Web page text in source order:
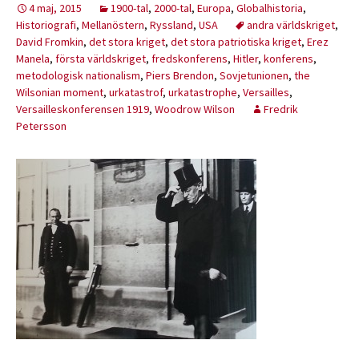
4 maj, 2015 1900-tal, 2000-tal, Europa, Globalhistoria,
Historiografi, Mellanöstern, Ryssland, USA andra världskriget,
David Fromkin, det stora kriget, det stora patriotiska kriget, Erez
Manela, första världskriget, fredskonferens, Hitler, konferens,
metodologisk nationalism, Piers Brendon, Sovjetunionen, the
Wilsonian moment, urkatastrof, urkatastrophe, Versailles,
Versailleskonferensen 1919, Woodrow Wilson
Fredrik
Petersson